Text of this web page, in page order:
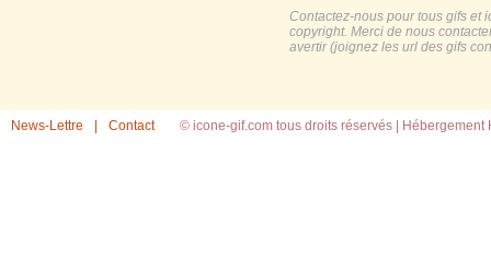
Contactez-nous pour tous gifs et
copyright. Merci de nous
avertir (joignez les url des gifs
News-Lettre Contact © icone-gif.com tous droits réservés | Hébergement